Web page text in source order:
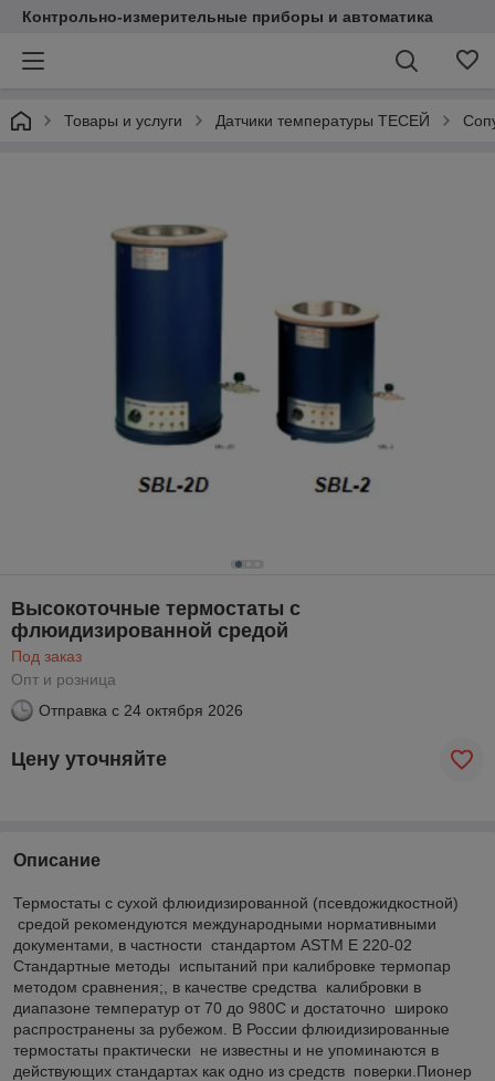
Контрольно-измерительные приборы и автоматика
Товары и услуги Датчики температуры ТЕСЕЙ
Высокоточные термостаты с
флюидизированной средой
Под заказ
Опт и розница
Отправка с 24 октября 2026
Цену уточняйте
Описание
Термостаты с сухой флюидизированной (псевдожидкостной)
средой рекомендуются международными нормативными
документами, в частности стандартом ASTM Е 220-02
Стандартные методы испытаний при калибровке термопар
методом сравнения;, в качестве средства калибровки в
диапазоне температур от 70 до 980С и достаточно широко
распространены за рубежом. В России флюидизированные
термостаты практически не известны и не упоминаются в
действующих стандартах как одно из средств поверки.Пионер